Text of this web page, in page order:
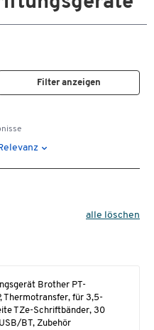
Filter anzeigen
alle löschen
Brother PT-
Thermotransfer, für 3,5-
TZe-Schriftbänder, 30
BT, Zubehör